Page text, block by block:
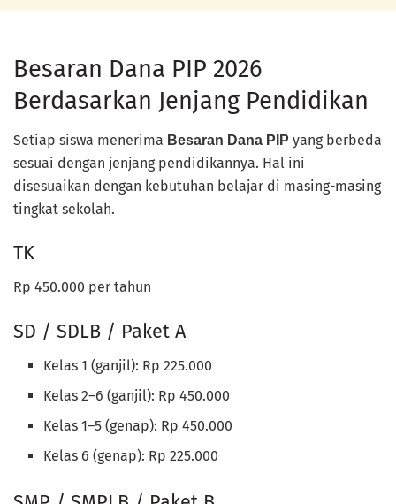
Besaran Dana PIP 2026
Berdasarkan Jenjang Pendidikan
Setiap siswa menerima Besaran Dana PIP yang berbeda
sesuai dengan jenjang pendidikannya. Hal ini
disesuaikan dengan kebutuhan belajar di masing-masing
tingkat sekolah.
TK
Rp 450.000 per tahun
SD / SDLB / Paket A
Kelas 1 (ganjil): Rp 225.000
Kelas 2–6 (ganjil): Rp 450.000
Kelas 1–5 (genap): Rp 450.000
Kelas 6 (genap): Rp 225.000